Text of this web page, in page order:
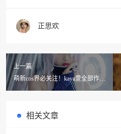
正思欢
上一篇
萌新cos界必关注！kaya萱全部作品
图片大放送
相关文章